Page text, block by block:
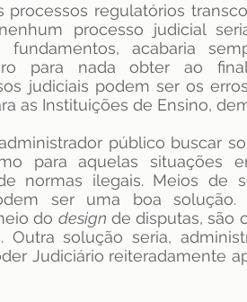
processos regulatórios
processo judicial
fundamentos, acabaria
para nada obter ao
judiciais podem ser os
as Instituições de Ensino,
público buscar
para aquelas situações
normas ilegais. Meios de
ser uma boa solução.
do design de disputas, são
solução seria,
Judiciário reiteradamente